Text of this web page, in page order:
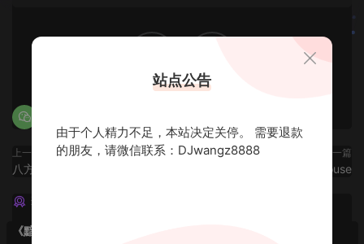
上一篇
八方来财🔥唱跳不停歇
下一篇
《东方公主号》档次DeepHouse
猜你喜欢
《黯然销魂夜5》VHDJ机长✈️DJ糖果🍬
站点公告
由于个人精力不足，本站决定关停。 需要退款
的朋友，请微信联系：DJwangz8888